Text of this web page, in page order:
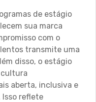
de estágio
sua marca
com o
transmite uma
disso, o estágio
aberta, inclusiva e
Isso reflete